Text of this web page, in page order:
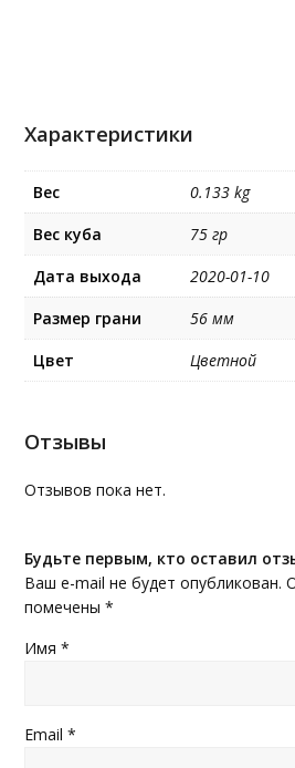
Характеристики
Вес
0.133 kg
Вес куба
75 гр
Дата выхода
2020-01-10
Размер грани
56 мм
Цвет
Цветной
Отзывы
Отзывов пока нет.
Будьте первым, кто оставил
Ваш e-mail не будет опубликован.
помечены*
Имя*
Email*